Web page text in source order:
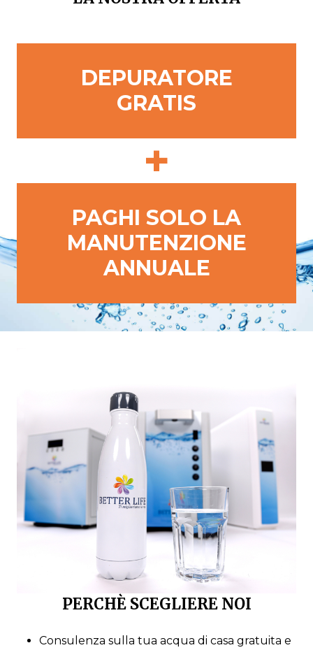
DEPURATORE
GRATIS
+
PAGHI SOLO LA
MANUTENZIONE
ANNUALE
PERCHÈ SCEGLIERE NOI
Consulenza sulla tua acqua di casa gratuita e